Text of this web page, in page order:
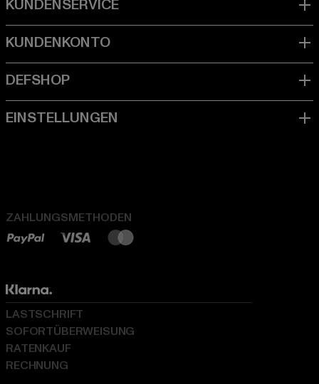
ZAHLUNGSMETHODEN
LASTSCHRIFT
SOFORTÜBERWEISUNG
RATENKAUF
RECHNUNG